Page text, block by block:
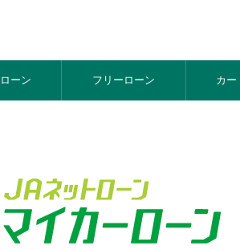
ローン フリー ローン カー